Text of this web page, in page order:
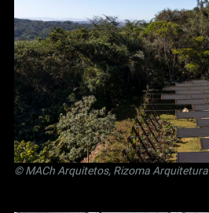
© MACh Arquitetos, Rizoma Arquitetura